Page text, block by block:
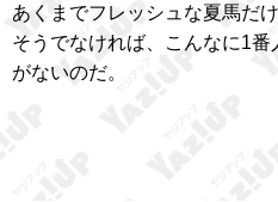
あくまでフレッシュな夏馬だ
そうでなければ、こんなに1
がないのだ。